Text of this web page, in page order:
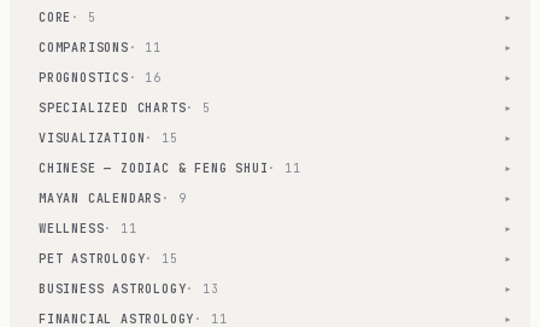
CORE · 5 ▾
COMPARISONS · 11 ▾
PROGNOSTICS · 16 ▾
SPECIALIZED CHARTS· 5 ▾
VISUALIZATION · 15 ▾
CHINESE — ZODIAC & FENG SHUI · 11 ▾
MAYAN CALENDARS · 9 ▾
WELLNESS· 11 ▾
PET ASTROLOGY· 15 ▾
BUSINESS ASTROLOGY· 13 ▾
FINANCIAL ASTROLOGY · 11 ▾